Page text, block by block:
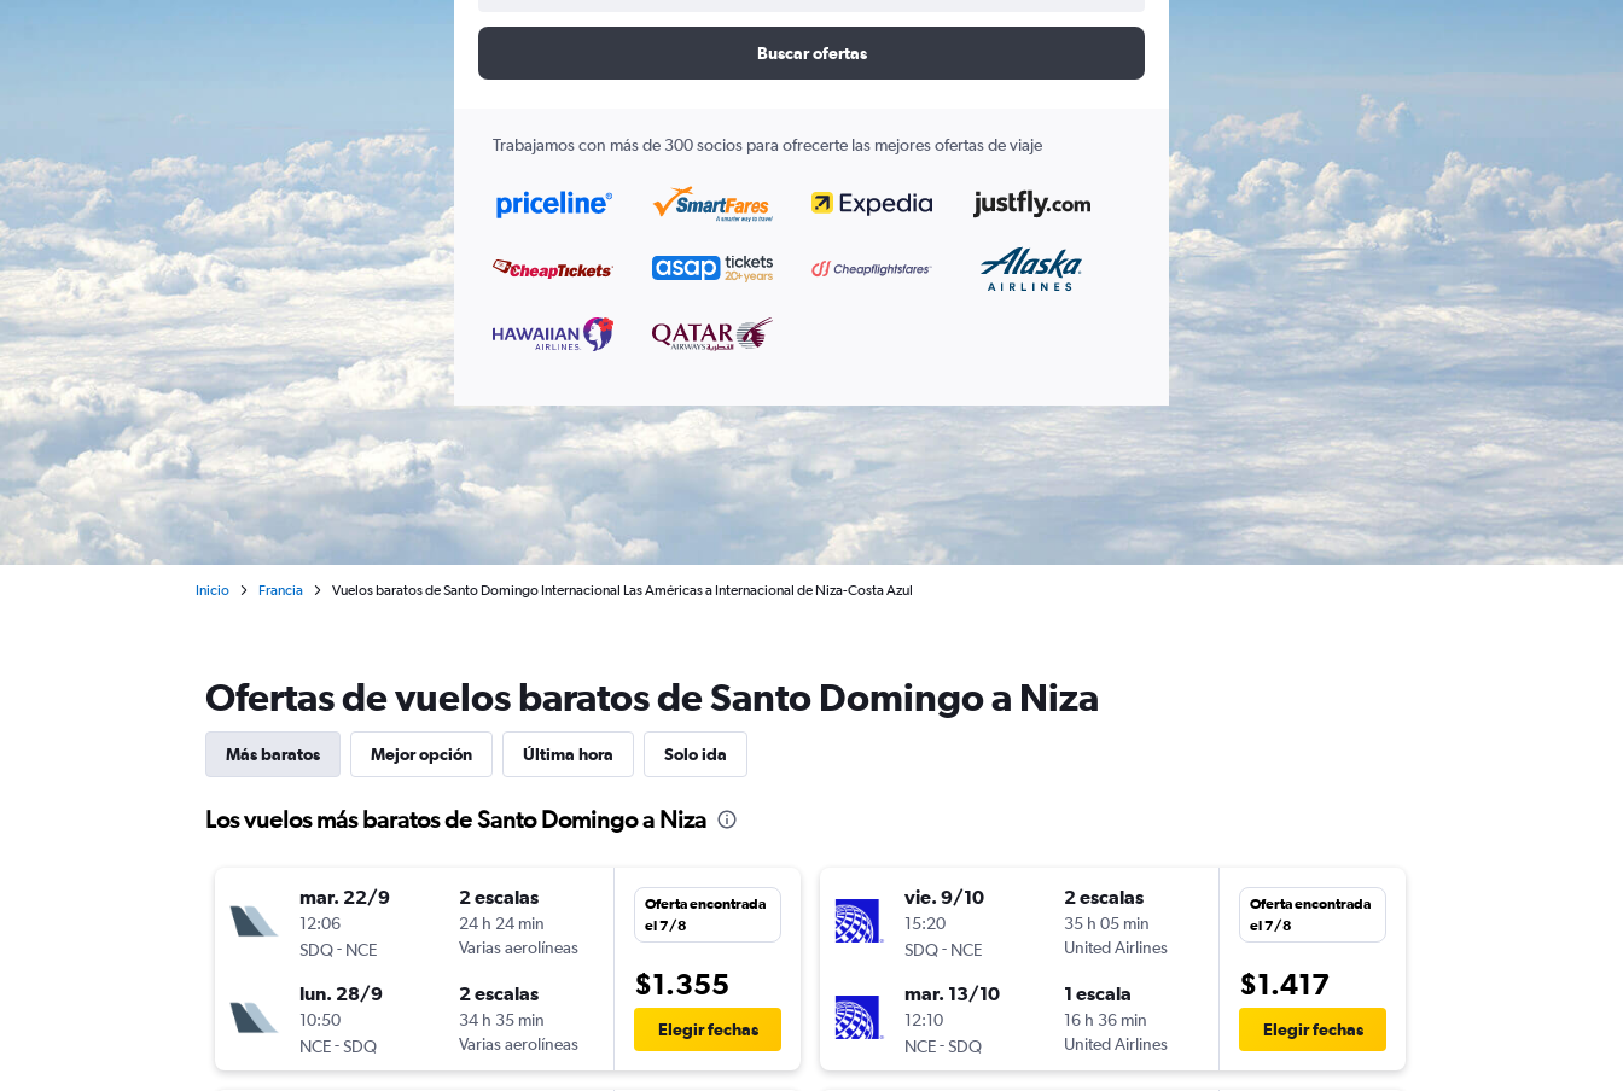
Buscar ofertas
Trabajamos con más de 300 socios para ofrecerte las mejores ofertas de viaje
Inicio Francia Vuelos baratos de Santo Domingo Internacional Las Américas a Internacional de Niza-Costa Azul
Ofertas de vuelos baratos de Santo Domingo a Niza
Más baratos Mejor opción Última hora Solo ida
Los vuelos más baratos de Santo Domingo a Niza
mar. 22/9
12:06
SDQ- NCE
2 escalas
24 h 24 min
Varias aerolíneas
lun. 28/9
10:50
NCE-SDQ
2 escalas
34 h 35 min
Varias aerolíneas
Oferta encontrada
el 7/8
$1.355
Elegir fechas
vie. 9/10
15:20
SDQ- NCE
2 escalas
35 h 05 min
United Airlines
mar. 13/10
12:10
NCE-SDQ
1 escala
16 h 36 min
United Airlines
Oferta encontrada
el 7/8
$1.417
Elegir fechas